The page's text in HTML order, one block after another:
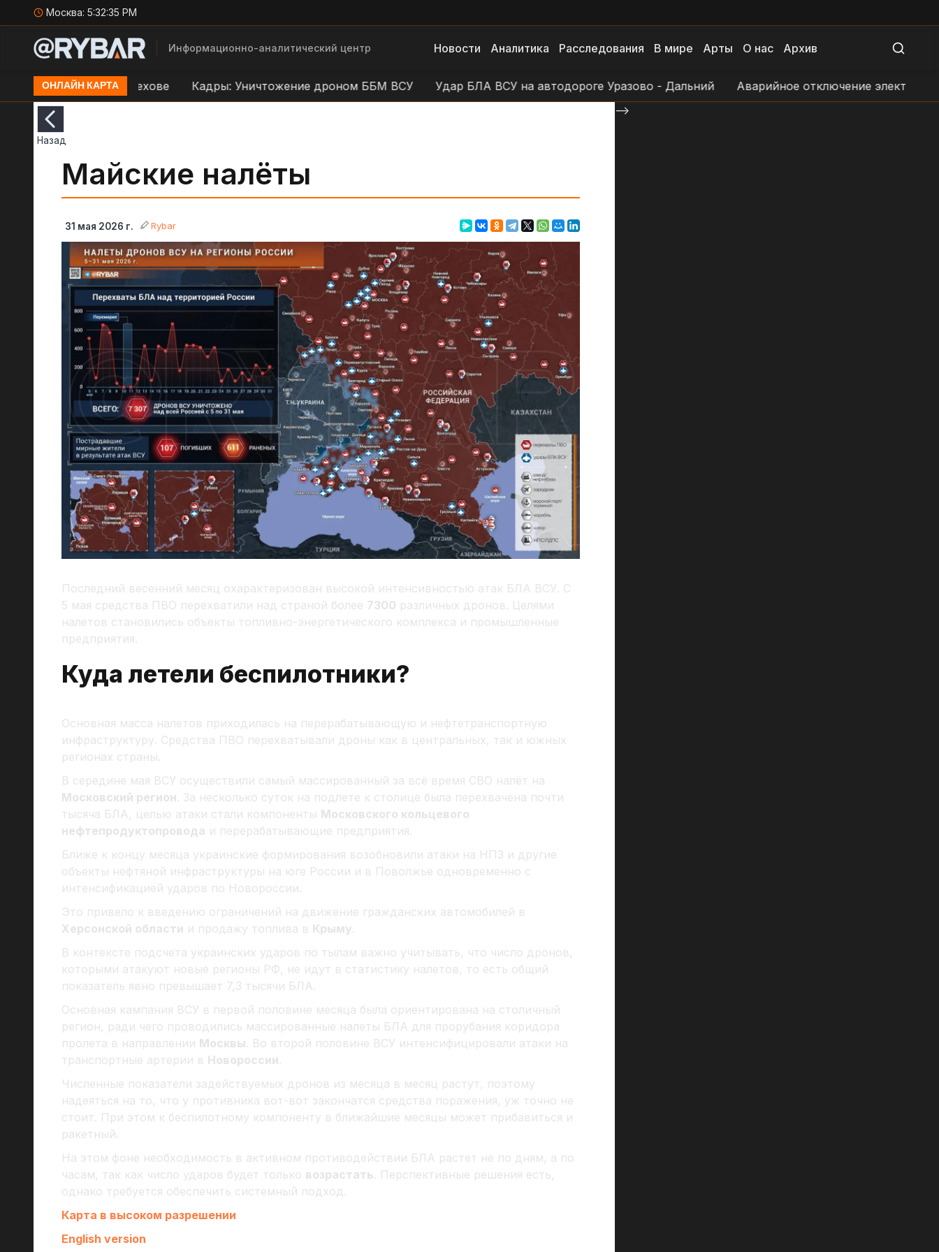
Москва: 5:32:36 PM
Информационно-аналитический центр Новости Аналитика Расследования В мире Арты О нас Архив
ОНЛАЙН КАРТА
ВСУ в Орехове Кадры: Уничтожение дроном ББМ ВСУ Удар БЛА ВСУ на автодороге Уразово - Дальний Аварийное отключение
Назад
Майские налёты
31 мая 2026 г. Rybar
Последний весенний месяц охарактеризован высокой интенсивностью атак БЛА ВСУ. С
5 мая средства ПВО перехватили над страной более 7300 различных дронов. Целями
налетов становились объекты топливно-энергетического комплекса и промышленные
предприятия.
Куда летели беспилотники?
Основная масса налетов приходилась на перерабатывающую и нефтетранспортную
инфраструктуру. Средства ПВО перехватывали дроны как в центральных, так и южных
регионах страны.
В середине мая ВСУ осуществили самый массированный за всё время СВО налёт на
Московский регион. За несколько суток на подлете к столице была перехвачена почти
тысяча БЛА, целью атаки стали компоненты Московского кольцевого
нефтепродуктопровода и перерабатывающие предприятия.
Ближе к концу месяца украинские формирования возобновили атаки на НПЗ и другие
объекты нефтяной инфраструктуры на юге России и в Поволжье одновременно с
интенсификацией ударов по Новороссии.
Это привело к введению ограничений на движение гражданских автомобилей в
Херсонской области и продажу топлива в Крыму.
В контексте подсчета украинских ударов по тылам важно учитывать, что число дронов,
которыми атакуют новые регионы РФ, не идут в статистику налетов, то есть общий
показатель явно превышает 7,3 тысячи БЛА.
Основная кампания ВСУ в первой половине месяца была ориентирована на столичный
регион, ради чего проводились массированные налеты БЛА для прорубания коридора
пролета в направлении Москвы. Во второй половине ВСУ интенсифицировали атаки на
транспортные артерии в Новороссии.
Численные показатели задействуемых дронов из месяца в месяц растут, поэтому
надеяться на то, что у противника вот-вот закончатся средства поражения, уж точно не
стоит. При этом к беспилотному компоненту в ближайшие месяцы может прибавиться и
ракетный.
На этом фоне необходимость в активном противодействии БЛА растет не по дням, а по
часам, так как число ударов будет только возрастать. Перспективные решения есть,
однако требуется обеспечить системный подход.
Карта в высоком разрешении
English version
-->